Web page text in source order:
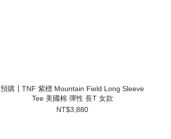
預購┃TNF 紫標 Mountain Field Long Sleeve
Tee 美國棉 彈性 長T 女款
NT$3,880